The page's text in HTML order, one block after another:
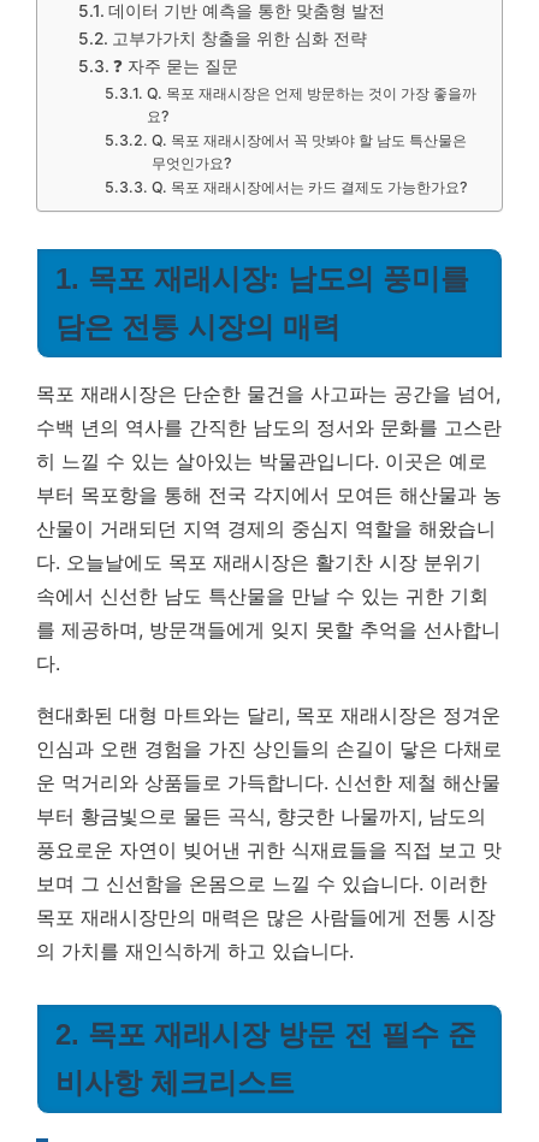
데이터 기반 예측을 통한 맞춤형 발전
고부가가치 창출을 위한 심화 전략
❓ 자주 묻는 질문
Q. 목포 재래시장은 언제 방문하는 것이 가장 좋을까
요?
Q. 목포 재래시장에서 꼭 맛봐야 할 남도 특산물은
무엇인가요?
Q. 목포 재래시장에서는 카드 결제도 가능한가요?
1. 목포 재래시장: 남도의 풍미를
담은 전통 시장의 매력
목포 재래시장은 단순한 물건을 사고파는 공간을 넘어,
수백 년의 역사를 간직한 남도의 정서와 문화를 고스란
히 느낄 수 있는 살아있는 박물관입니다. 이곳은 예로
부터 목포항을 통해 전국 각지에서 모여든 해산물과 농
산물이 거래되던 지역 경제의 중심지 역할을 해왔습니
다. 오늘날에도 목포 재래시장은 활기찬 시장 분위기
속에서 신선한 남도 특산물을 만날 수 있는 귀한 기회
를 제공하며, 방문객들에게 잊지 못할 추억을 선사합니
다.
현대화된 대형 마트와는 달리, 목포 재래시장은 정겨운
인심과 오랜 경험을 가진 상인들의 손길이 닿은 다채로
운 먹거리와 상품들로 가득합니다. 신선한 제철 해산물
부터 황금빛으로 물든 곡식, 향긋한 나물까지, 남도의
풍요로운 자연이 빚어낸 귀한 식재료들을 직접 보고 맛
보며 그 신선함을 온몸으로 느낄 수 있습니다. 이러한
목포 재래시장만의 매력은 많은 사람들에게 전통 시장
의 가치를 재인식하게 하고 있습니다.
2. 목포 재래시장 방문 전 필수 준
비사항 체크리스트